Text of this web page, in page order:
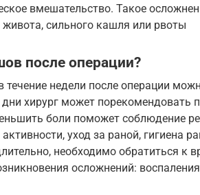
вмешательство. Такое
живота, сильного кашля или рвоты
после операции?
течение недели после операции
хирург может порекомендовать
боли поможет соблюдение
уход за раной, гигиена
необходимо обратиться к
осложнений: